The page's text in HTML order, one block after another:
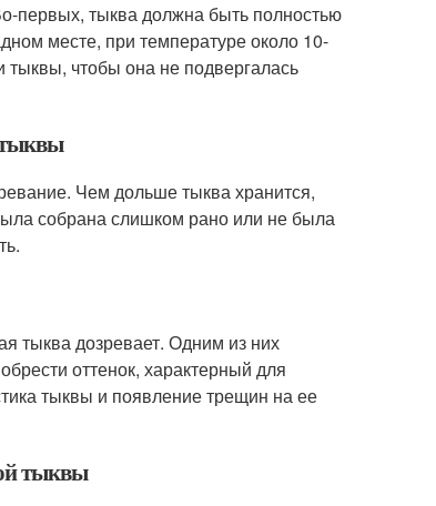
первых, тыква должна быть полностью
месте, при температуре около 10-
тыквы, чтобы она не подвергалась
тыквы
Чем дольше тыква хранится,
собрана слишком рано или не была
тыква дозревает. Одним из них
оттенок, характерный для
тыквы и появление трещин на ее
тыквы